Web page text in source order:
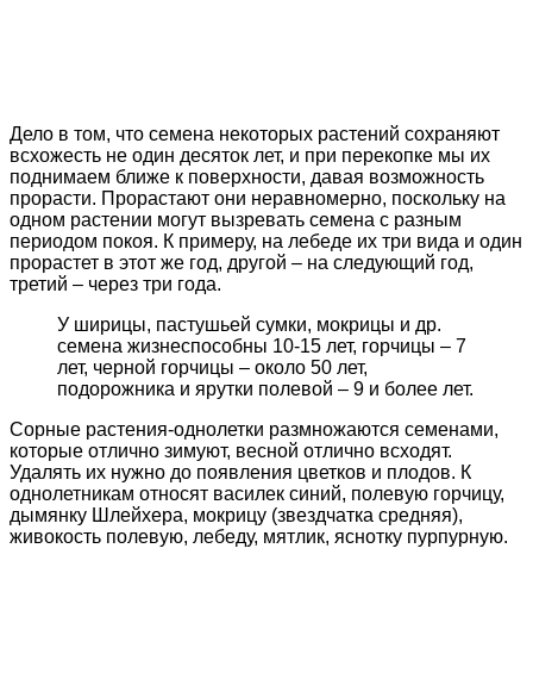
Дело в том, что семена некоторых растений сохраняют
всхожесть не один десяток лет, и при перекопке мы их
поднимаем ближе к поверхности, давая возможность
прорасти. Прорастают они неравномерно, поскольку на
одном растении могут вызревать семена с разным
периодом покоя. К примеру, на лебеде их три вида и один
прорастет в этот же год, другой – на следующий год,
третий – через три года.
У ширицы, пастушьей сумки, мокрицы и др.
семена жизнеспособны 10-15 лет, горчицы – 7
лет, черной горчицы – около 50 лет,
подорожника и ярутки полевой – 9 и более лет.
Сорные растения-однолетки размножаются семенами,
которые отлично зимуют, весной отлично всходят.
Удалять их нужно до появления цветков и плодов. К
однолетникам относят василек синий, полевую горчицу,
дымянку Шлейхера, мокрицу (звездчатка средняя),
живокость полевую, лебеду, мятлик, яснотку пурпурную.